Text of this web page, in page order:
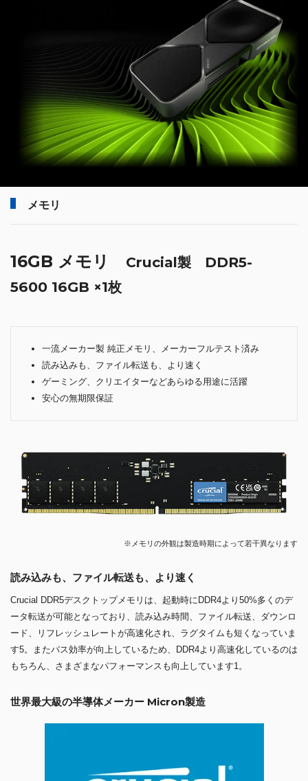
メモリ
16GB メモリ
Crucial製 DDR5-
5600 16GB ×1枚
一流メーカー製 純正メモリ、メーカーフルテスト済み
読み込みも、ファイル転送も、より速く
ゲーミング、クリエイターなどあらゆる用途に活躍
安心の無期限保証
※メモリの外観は製造時期によって若干異なります
読み込みも、ファイル転送も、より速く
Crucial DDR5デスクトップメモリは、起動時にDDR4より50%多くのデ
ータ転送が可能となっており、読み込み時間、ファイル転送、ダウンロ
ード、リフレッシュレートが高速化され、ラグタイムも短くなっていま
す5。またバス効率が向上しているため、DDR4より高速化しているのは
もちろん、さまざまなパフォーマンスも向上しています1。
世界最大級の半導体メーカー Micron製造